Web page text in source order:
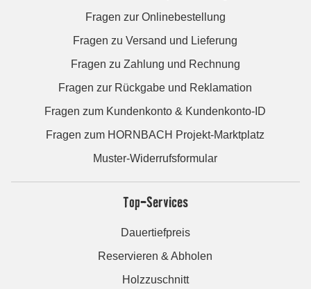
Fragen zur Onlinebestellung
Fragen zu Versand und Lieferung
Fragen zu Zahlung und Rechnung
Fragen zur Rückgabe und Reklamation
Fragen zum Kundenkonto & Kundenkonto-ID
Fragen zum HORNBACH Projekt-Marktplatz
Muster-Widerrufsformular
Top-Services
Dauertiefpreis
Reservieren & Abholen
Holzzuschnitt